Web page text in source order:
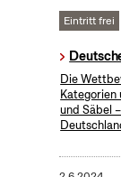
Eintritt frei
Die
Kategorien
und Säbel